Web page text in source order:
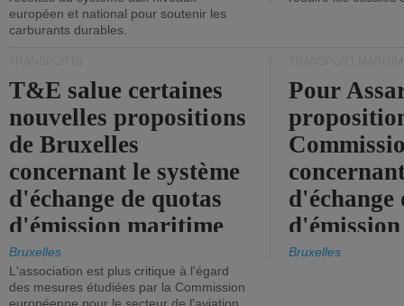
européen et national pour soutenir les
carburants durables.
T&E salue certaines
nouvelles propositions
de Bruxelles
concernant le système
d'échange de quotas
d'émission maritime
de l'UE.
Bruxelles
L'association est plus critique à l'égard
des mesures étudiées par la Commission
Pour
d'échange
timide,
Bruxelles